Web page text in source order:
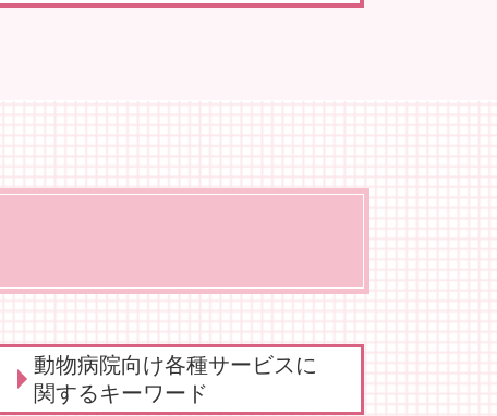
動物病院向け各種サービスに
関するキーワード